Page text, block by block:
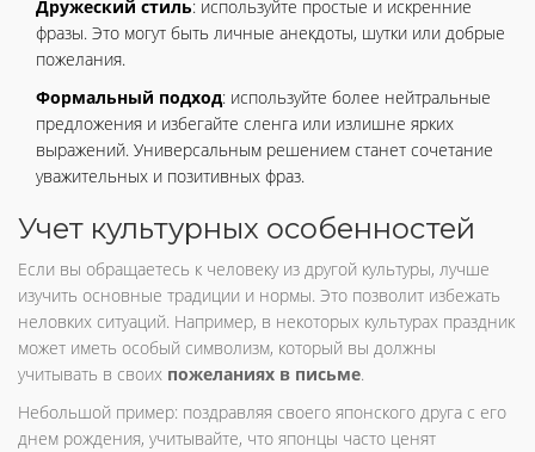
Дружеский стиль: используйте простые и искренние
фразы. Это могут быть личные анекдоты, шутки или добрые
пожелания.
Формальный подход: используйте более нейтральные
предложения и избегайте сленга или излишне ярких
выражений. Универсальным решением станет сочетание
уважительных и позитивных фраз.
Учет культурных особенностей
Если вы обращаетесь к человеку из другой культуры, лучше
изучить основные традиции и нормы. Это позволит избежать
неловких ситуаций. Например, в некоторых культурах праздник
может иметь особый символизм, который вы должны
учитывать в своих пожеланиях в письме.
Небольшой пример: поздравляя своего японского друга с его
днем рождения, учитывайте, что японцы часто ценят